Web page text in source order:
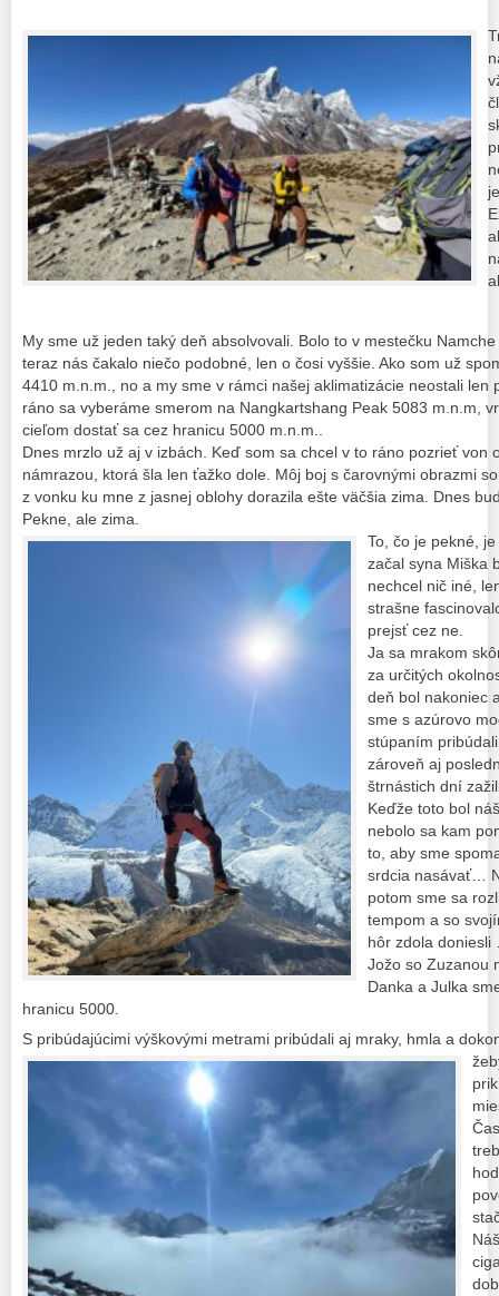
My sme už jeden taký deň absolvovali. Bolo to v mestečku
teraz nás čakalo niečo podobné, len o čosi vyššie. Ako som už
4410 m.n.m., no a my sme v rámci našej aklimatizácie neostali len
ráno sa vyberáme smerom na Nangkartshang Peak 5083 m.n.m,
cieľom dostať sa cez hranicu 5000 m.n.m..
Dnes mrzlo už aj v izbách. Keď som sa chcel v to ráno pozrieť von
námrazou, ktorá šla len ťažko dole. Môj boj s čarovnými obrazmi
z vonku ku mne z jasnej oblohy dorazila ešte väčšia zima. Dnes
Pekne, ale zima.
To, čo je pekné,
začal syna Miška
nechcel nič iné,
strašne
prejsť cez ne.
Ja sa mrakom
za určitých
deň bol nakoniec
sme s azúrovo
stúpaním
zároveň aj
štrnástich dní
Keďže toto bol
nebolo sa kam
to, aby sme
srdcia nasávať…
potom sme sa
tempom a so
hôr zdola
Jožo so Zuzanou
Danka a Julka
hranicu 5000.
S pribúdajúcimi výškovými metrami pribúdali aj mraky, hmla a